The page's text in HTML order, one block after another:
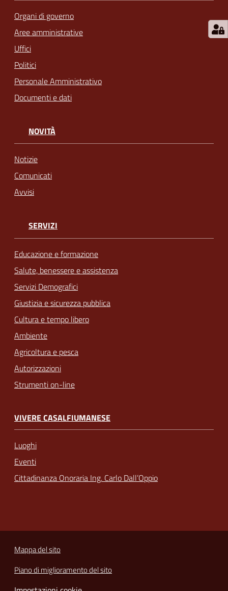
Organi di governo
Aree amministrative
Uffici
Politici
Personale Amministrativo
Documenti e dati
NOVITÀ
Notizie
Comunicati
Avvisi
SERVIZI
Educazione e formazione
Salute, benessere e assistenza
Servizi Demografici
Giustizia e sicurezza pubblica
Cultura e tempo libero
Ambiente
Agricoltura e pesca
Autorizzazioni
Strumenti on-line
VIVERE CASALFIUMANESE
Luoghi
Eventi
Cittadinanza Onoraria Ing. Carlo Dall’Oppio
Mappa del sito
Piano di miglioramento del sito